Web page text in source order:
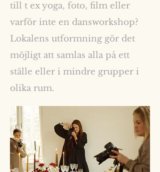
till t ex yoga, foto, film eller
varför inte en dansworkshop?
Lokalens utformning gör det
möjligt att samlas alla på ett
ställe eller i mindre grupper i
olika rum.